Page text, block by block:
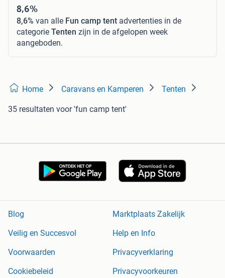
8,6%
8,6% van alle Fun camp tent advertenties in de
categorie Tenten zijn in de afgelopen week
aangeboden.
Home Caravans en Kamperen Tenten
35 resultaten voor 'fun camp tent'
Blog
Marktplaats Zakelijk
Veilig en Succesvol
Help en Info
Voorwaarden
Privacyverklaring
Cookiebeleid
Privacyvoorkeuren